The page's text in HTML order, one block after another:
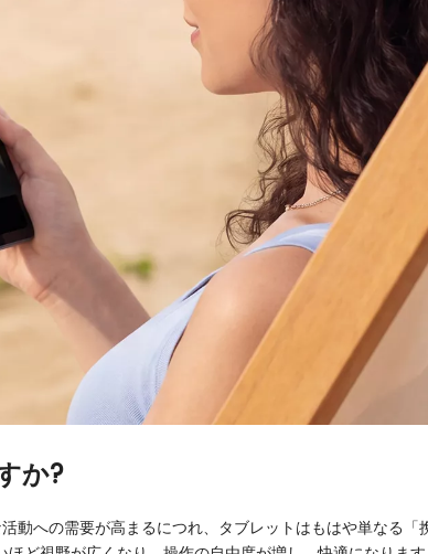
か?
への需要が高まるにつれ、タブレットはもはや単なる「